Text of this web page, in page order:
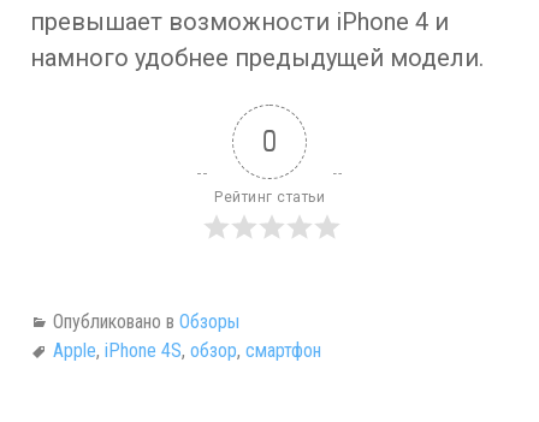
превышает возможности iPhone 4 и
намного удобнее предыдущей модели.
0
Рейтинг статьи
Опубликовано в Обзоры
Apple, iPhone 4S, обзор, смартфон